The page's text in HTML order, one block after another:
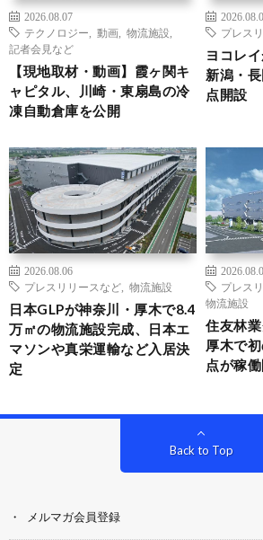
2026.08.07
テクノロジー
動画 物流施設
記者会見など
【現地取材・動画】霞ヶ関キ
ャピタル、川崎・東扇島の冷
凍自動倉庫を公開
プレス
ヨコレ
新潟・
点開設
2026.08.06
プレスリリースなど
物流施設
日本GLPが神奈川・厚木で8.4
万㎡の物流施設完成、日本エ
マソンや真栄運輸など入居決
定
プレス
物流施設
住友林
厚木で
点が稼
Back to Top
メルマガ会員登録